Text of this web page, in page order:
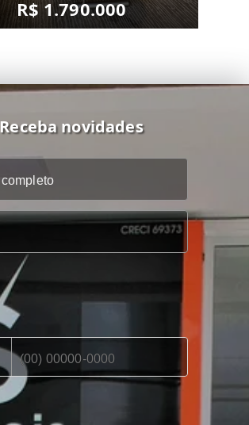
R$ 1.790.000
Receba novidades